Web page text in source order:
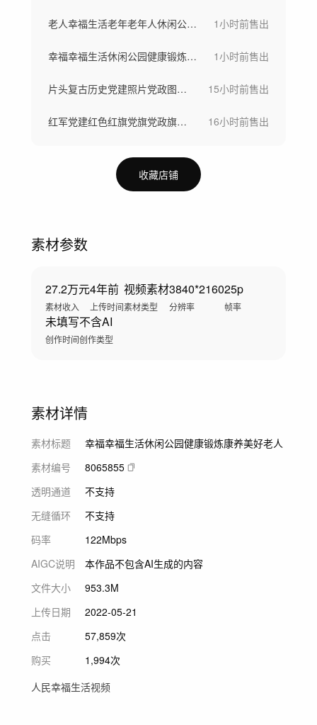
老人幸福生活老年老年人休闲公园养生社区 1小时前售出
幸福幸福生活休闲公园健康锻炼康养美好老人 1小时前售出
片头复古历史党建照片党政图片照片墙图片墙 15小时前售出
红军党建红色红旗党旗党政旗帜战争建党军旗 16小时前售出
收藏店铺
素材参数
27.2万元
素材收入
4年前
上传时间
视频素材
素材类型
3840*2160
分辨率
25p
帧率
未填写
创作时间
不含AI
创作类型
素材详情
素材标题
幸福幸福生活休闲公园健康锻炼康养美好老人
素材编号
8065855
透明通道
不支持
无缝循环
不支持
码率
122Mbps
AIGC说明
本作品不包含AI生成的内容
文件大小
953.3M
上传日期
2022-05-21
点击
57,859次
购买
1,994次
人民幸福生活视频